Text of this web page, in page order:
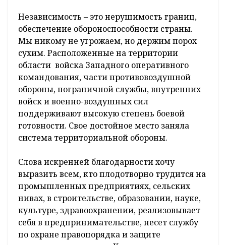
Независимость – это нерушимость границ,
обеспечение обороноспособности страны.
Мы никому не угрожаем, но держим порох
сухим. Расположенные на территории
области войска Западного оперативного
командования, части противовоздушной
обороны, пограничной службы, внутренних
войск и военно-воздушных сил
поддерживают высокую степень боевой
готовности. Свое достойное место заняла
система территориальной обороны.
Слова искренней благодарности хочу
выразить всем, кто плодотворно трудится на
промышленных предприятиях, сельских
нивах, в строительстве, образовании, науке,
культуре, здравоохранении, реализовывает
себя в предпринимательстве, несет службу
по охране правопорядка и защите